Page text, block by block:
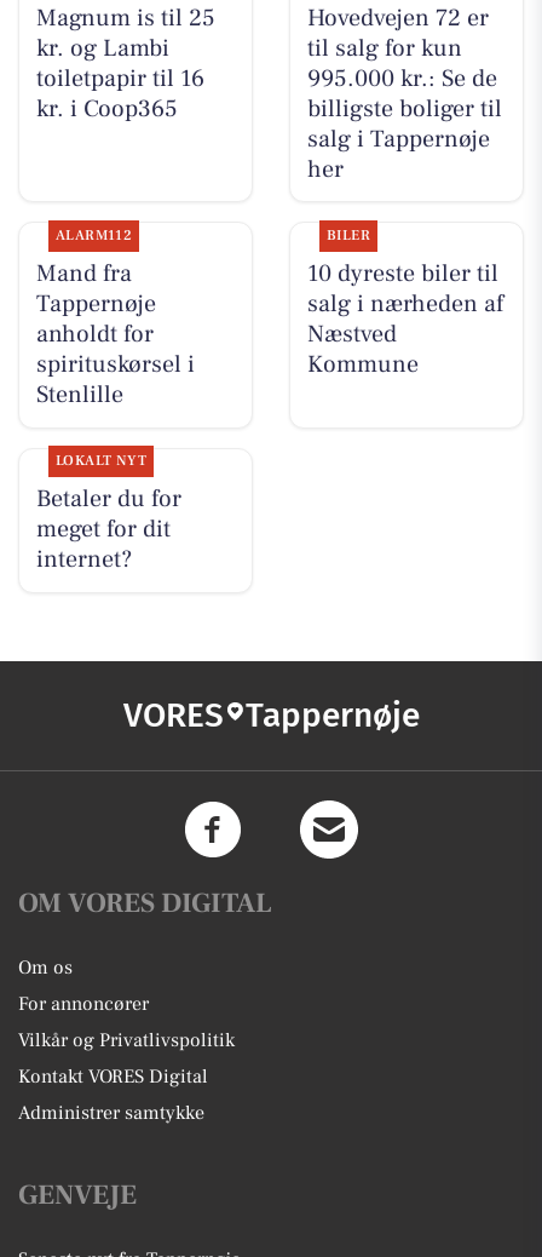
Magnum is til 25
kr. og Lambi
toiletpapir til 16
kr. i Coop365
Hovedvejen 72 er
til salg for kun
995.000 kr.: Se de
billigste boliger til
salg i Tappernøje
her
ALARM112
Mand fra
Tappernøje
anholdt for
spirituskørsel i
Stenlille
BILER
10 dyreste biler til
salg i nærheden af
Næstved
Kommune
LOKALT NYT
Betaler du for
meget for dit
internet?
VORES Tappernøje
OM VORES DIGITAL
Om os
For annoncører
Vilkår og Privatlivspolitik
Kontakt VORES Digital
Administrer samtykke
GENVEJE